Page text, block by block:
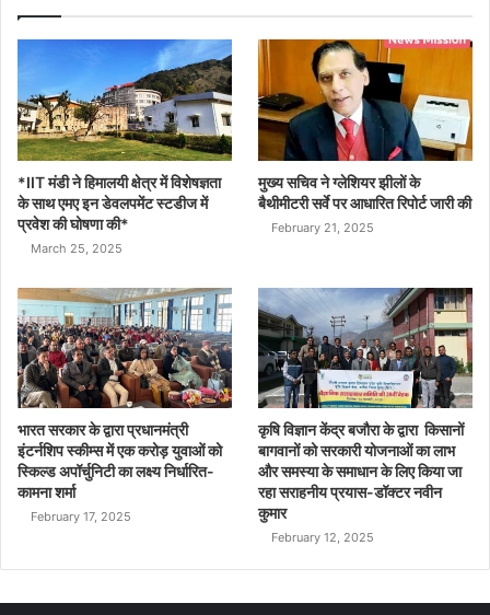
*IIT मंडी ने हिमालयी क्षेत्र में विशेषज्ञता
के साथ एमए इन डेवलपमेंट स्टडीज में
प्रवेश की घोषणा की*
March 25, 2025
मुख्य सचिव ने ग्लेशियर झीलों के
बैथीमीटरी सर्वे पर आधारित रिपोर्ट जारी की
February 21, 2025
भारत सरकार के द्वारा प्रधानमंत्री
इंटर्नशिप स्कीम्स में एक करोड़ युवाओं को
स्किल्ड अपॉर्चुनिटी का लक्ष्य निर्धारित-
कामना शर्मा
February 17, 2025
कृषि विज्ञान केंद्र बजौरा के द्वारा किसानों
बागवानों को सरकारी योजनाओं का लाभ
और समस्या के समाधान के लिए किया जा
रहा सराहनीय प्रयास-डॉक्टर नवीन
कुमार
February 12, 2025